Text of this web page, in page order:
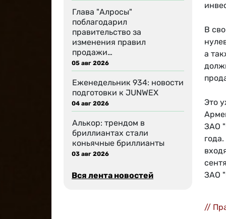
Глава "Алросы"
поблагодарил
правительство за
изменения правил
продажи…
05 авг 2026
Еженедельник 934: новости
подготовки к JUNWEX
04 авг 2026
Алькор: трендом в
бриллиантах стали
коньячные бриллианты
03 авг 2026
Вся лента новостей
В
а
Это
ЗАО
ЗАО
//